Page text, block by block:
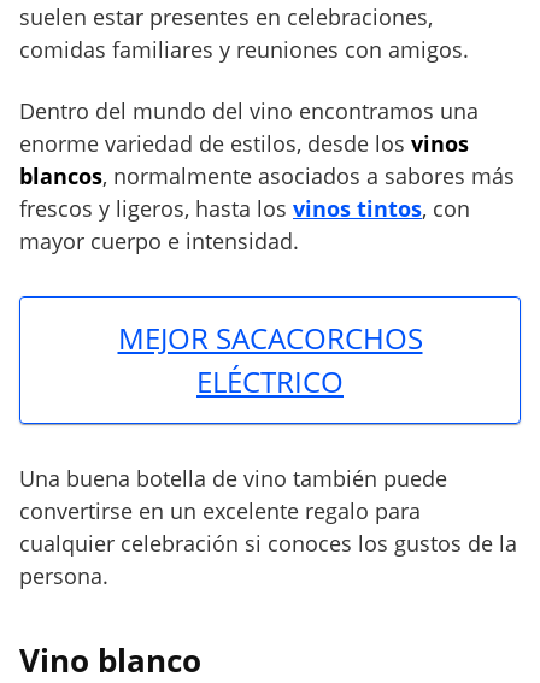
suelen estar presentes en celebraciones,
comidas familiares y reuniones con amigos.
Dentro del mundo del vino encontramos una
enorme variedad de estilos, desde los vinos
blancos, normalmente asociados a sabores más
frescos y ligeros, hasta los vinos tintos, con
mayor cuerpo e intensidad.
MEJOR SACACORCHOS
ELÉCTRICO
Una buena botella de vino también puede
convertirse en un excelente regalo para
cualquier celebración si conoces los gustos de la
persona.
Vino blanco